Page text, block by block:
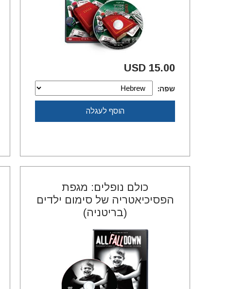
15.00 USD
שפה:
הוסף לעגלה
כולם נופלים: מגפת
הפסיכיאטריה של סימום ילדים
(בריטניה)